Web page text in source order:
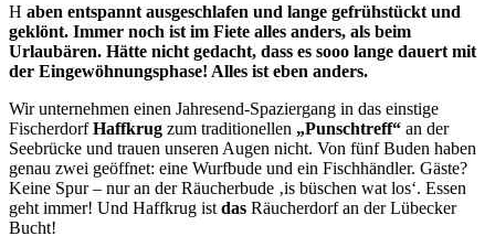
H aben entspannt ausgeschlafen und lange gefrühstückt und
geklönt. Immer noch ist im Fiete alles anders, als beim
Urlaubären. Hätte nicht gedacht, dass es sooo lange dauert mit
der Eingewöhnungsphase! Alles ist eben anders.
Wir unternehmen einen Jahresend-Spaziergang in das einstige
FischerdorfHaffkrug zum traditionellen „Punschtreff“ an der
Seebrücke und trauen unseren Augen nicht. Von fünf Buden haben
genau zwei geöffnet: eine Wurfbude und ein Fischhändler. Gäste?
Keine Spur – nur an der Räucherbude ‚is büschen wat los‘. Essen
geht immer! Und Haffkrug ist das Räucherdorf an der Lübecker
Bucht!